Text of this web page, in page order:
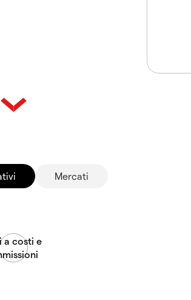
Mercati